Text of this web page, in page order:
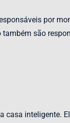
por
são
casa inteligente.